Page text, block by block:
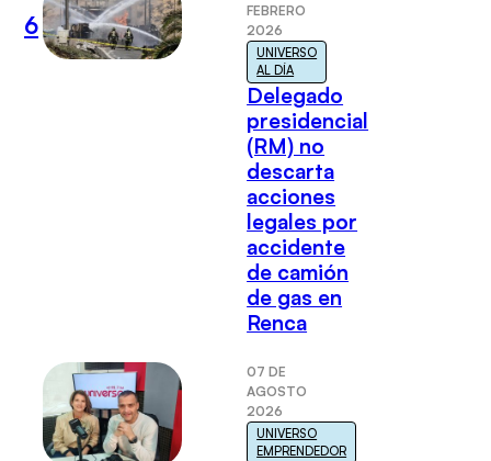
6
FEBRERO
2026
UNIVERSO
AL DÍA
Delegado
presidencial
(RM) no
descarta
acciones
legales por
accidente
de camión
de gas en
Renca
07 DE
AGOSTO
2026
UNIVERSO
EMPRENDEDOR